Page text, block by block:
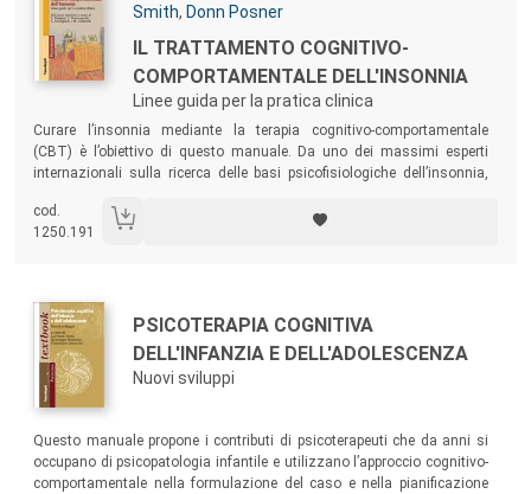
Smith, Donn Posner
Titolo:
IL TRATTAMENTO COGNITIVO-
COMPORTAMENTALE DELL'INSONNIA
Linee guida per la pratica clinica
Curare l’insonnia mediante la terapia cognitivo-comportamentale
(CBT) è l’obiettivo di questo manuale. Da uno dei massimi esperti
internazionali sulla ricerca delle basi psicofisiologiche dell’insonnia,
psichiatri e neurologi.
cod.
1250.191
Autori:
Titolo:
PSICOTERAPIA COGNITIVA
DELL'INFANZIA E DELL'ADOLESCENZA
Nuovi sviluppi
Questo manuale propone i contributi di psicoterapeuti che da anni si
occupano di psicopatologia infantile e utilizzano l’approccio cognitivo-
comportamentale nella formulazione del caso e nella pianificazione